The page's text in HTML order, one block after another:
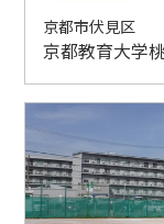
京都市伏見区
京都教育大学